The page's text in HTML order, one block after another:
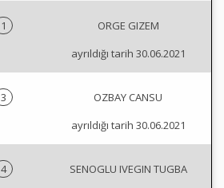
1
ORGE GIZEM
ayrıldığı tarih 30.06.2021
3
OZBAY CANSU
ayrıldığı tarih 30.06.2021
4
SENOGLU IVEGIN TUGBA